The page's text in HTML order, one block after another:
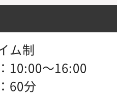
ム制
10:00～16:00
60分